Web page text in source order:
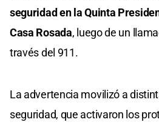
seguridad en la Quinta
Casa Rosada, luego de un
través del 911.
La advertencia movilizó a
seguridad, que activaron los